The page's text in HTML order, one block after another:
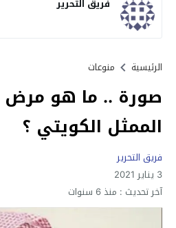
فريق التحرير
الرئيسية منوعات
صورة .. ما هو
الممثل الكويتي ؟
فريق التحرير
3 يناير 2021
آخر تحديث : منذ 6 سنوات